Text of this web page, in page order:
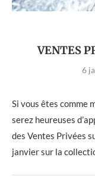
VENTES
6
Si vous êtes comme
serez heureuses
des Ventes Privées
janvier sur la